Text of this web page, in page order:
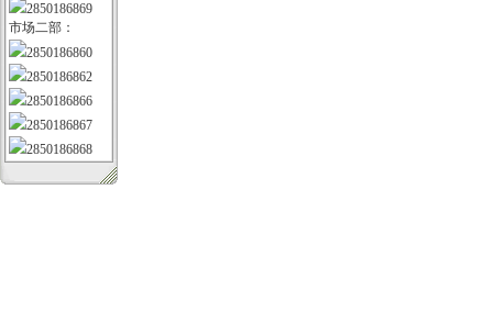
2850186869
市场二部：
2850186860
2850186862
2850186866
2850186867
2850186868